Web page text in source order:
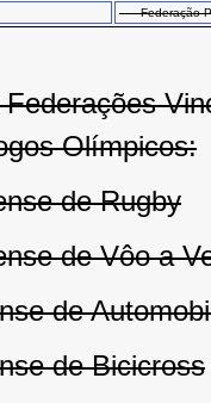
Federação
Federações
Olímpicos:
de Rugby
de Vôo a
de
de Bicicross